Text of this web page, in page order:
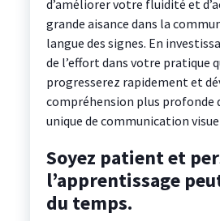
d’améliorer votre fluidité et
grande aisance dans la
langue des signes. En
de l’effort dans votre pratique
progresserez rapidement et
compréhension plus profonde
unique de communication
Soyez patient et
l’apprentissage
du temps.